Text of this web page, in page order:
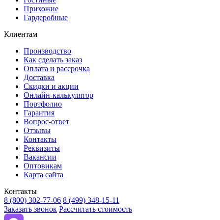
Прихожие
Гардеробные
Клиентам
Производство
Как сделать заказ
Оплата и рассрочка
Доставка
Скидки и акции
Онлайн-калькулятор
Портфолио
Гарантия
Вопрос-ответ
Отзывы
Контакты
Реквизиты
Вакансии
Оптовикам
Карта сайта
Контакты
8 (800) 302-77-06 8 (499) 348-15-11
Заказать звонок Рассчитать стоимость